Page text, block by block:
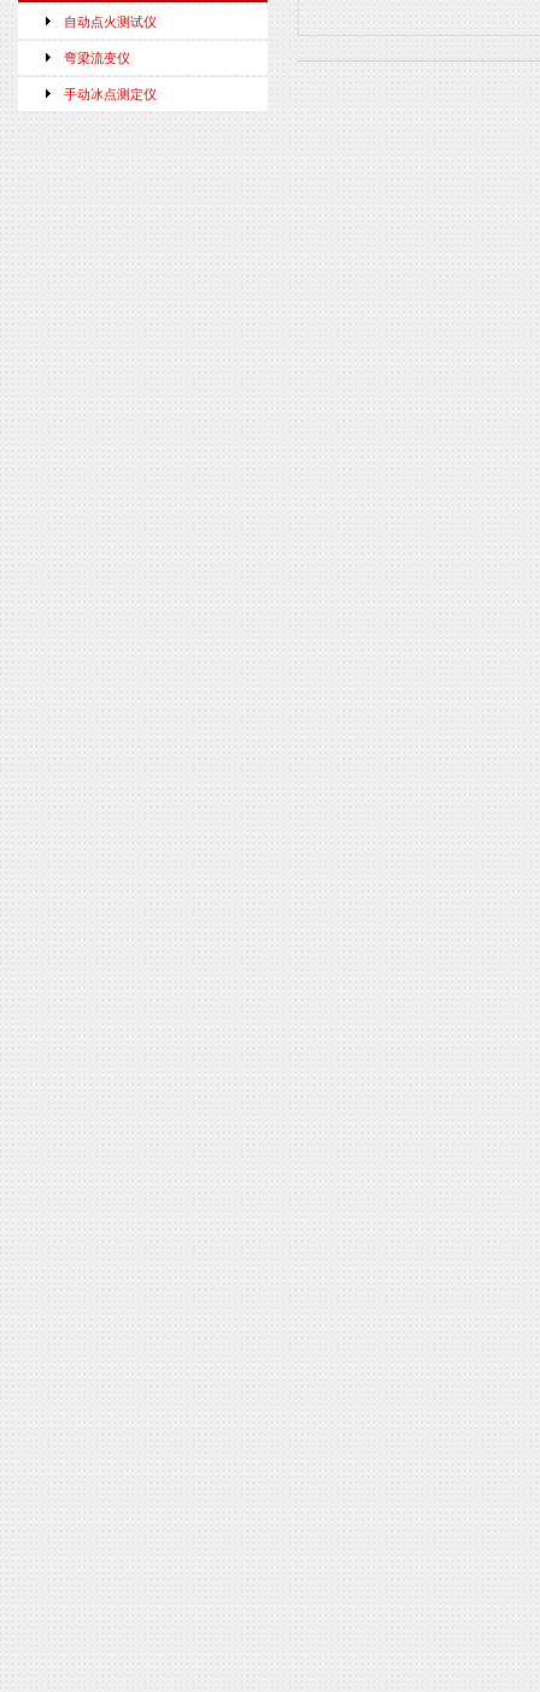
自动点火测试仪
弯梁流变仪
手动冰点测定仪